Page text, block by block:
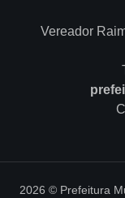
Vereador
2026 © Prefeitura